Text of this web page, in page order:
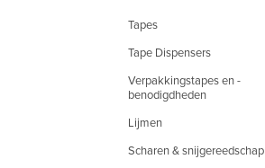
Tapes
Tape Dispensers
Verpakkingstapes en -
benodigdheden
Lijmen
Scharen & snijgereedschap